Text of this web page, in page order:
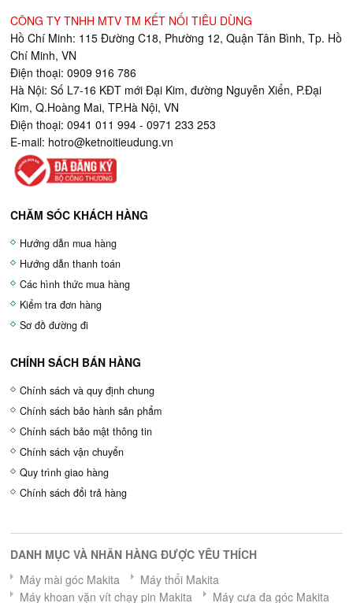
CÔNG TY TNHH MTV TM KẾT NỐI TIÊU DÙNG
Hồ Chí Minh: 115 Đường C18, Phường 12, Quận Tân Bình, Tp. Hồ
Chí Minh, VN
Điện thoại: 0909 916 786
Hà Nội: Số L7-16 KĐT mới Đại Kim, đường Nguyễn Xiển, P.Đại
Kim, Q.Hoàng Mai, TP.Hà Nội, VN
Điện thoại: 0941 011 994 - 0971 233 253
E-mail: hotro@ketnoitieudung.vn
CHĂM SÓC KHÁCH HÀNG
Hướng dẫn mua hàng
Hướng dẫn thanh toán
Các hình thức mua hàng
Kiểm tra đơn hàng
Sơ đồ đường đi
CHÍNH SÁCH BÁN HÀNG
Chính sách và quy định chung
Chính sách bảo hành sản phẩm
Chính sách bảo mật thông tin
Chính sách vận chuyển
Quy trình giao hàng
Chính sách đổi trả hàng
DANH MỤC VÀ NHÃN HÀNG ĐƯỢC YÊU THÍCH
Máy mài góc Makita
Máy thổi Makita
Máy khoan vặn vít chạy pin Makita
Máy cưa đa góc Makita